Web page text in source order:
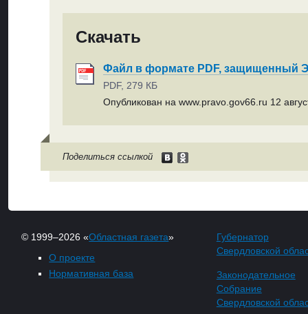
Скачать
Файл в формате PDF, защищенный
PDF, 279 КБ
Опубликован на www.pravo.gov66.ru 12
Поделиться ссылкой
© 1999–2026 «Областная газета»
О проекте
Нормативная база
Губернатор
Свердловской
Законодательное
Собрание
Свердловской